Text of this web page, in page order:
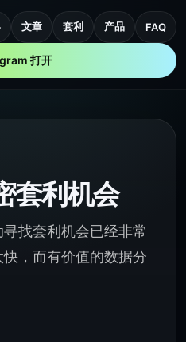
文章 套利 产品 FAQ
打开
套利机会
找套利机会已经非常
，而有价值的数据分